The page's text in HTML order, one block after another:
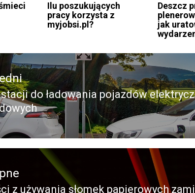
Ilu poszukujących
pracy korzysta z
myjobsi.pl?
Deszcz
jak
do ładowania pojazdów
z używania słomek papierowych